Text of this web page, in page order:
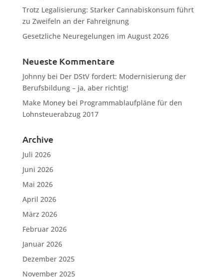
Trotz Legalisierung: Starker Cannabiskonsum führt
zu Zweifeln an der Fahreignung
Gesetzliche Neuregelungen im August 2026
Neueste Kommentare
Johnnybei Der DStV fordert: Modernisierung der
Berufsbildung – ja, aber richtig!
Make Moneybei Programmablaufpläne für den
Lohnsteuerabzug 2017
Archive
Juli 2026
Juni 2026
Mai 2026
April 2026
März 2026
Februar 2026
Januar 2026
Dezember 2025
November 2025